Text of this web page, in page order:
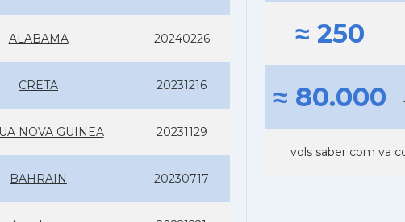
ALABAMA 20240226
CRETA 20231216
NOVA GUINEA 20231129
BAHRAIN 20230717
≈ 250
≈ 80.000
vols saber com va